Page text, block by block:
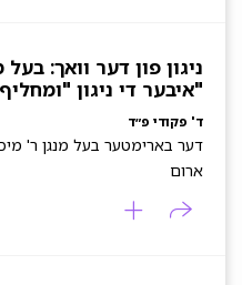
ניגון פון דער וואך:
"איבער די ניגון
ד' פקודי פ״ד
דער בארימטער בעל מנגן ר'
ארום